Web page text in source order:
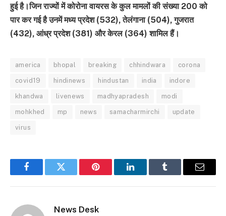
हुई है।जिन राज्यों में कोरोना वायरस के कुल मामलों की संख्या 200 को
पार कर गई है उनमें मध्य प्रदेश (532), तेलंगाना (504), गुजरात
(432), आंध्र प्रदेश (381) और केरल (364) शामिल हैं।
america bhopal breaking chhindwara corona
covid19 hindinews hindustan india indore
khandwa livenews madhyapradesh modi
mohkhed mp news samacharmirchi update
virus
FacebookTwitter Pinterest LinkedInTumblr Email
News Desk